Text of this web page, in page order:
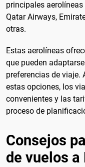
principales
Qatar Airways,
otras.
Estas aerolíneas
que pueden
preferencias de viaje.
estas opciones, los
convenientes y las
proceso de
Consejos
de vuelos a